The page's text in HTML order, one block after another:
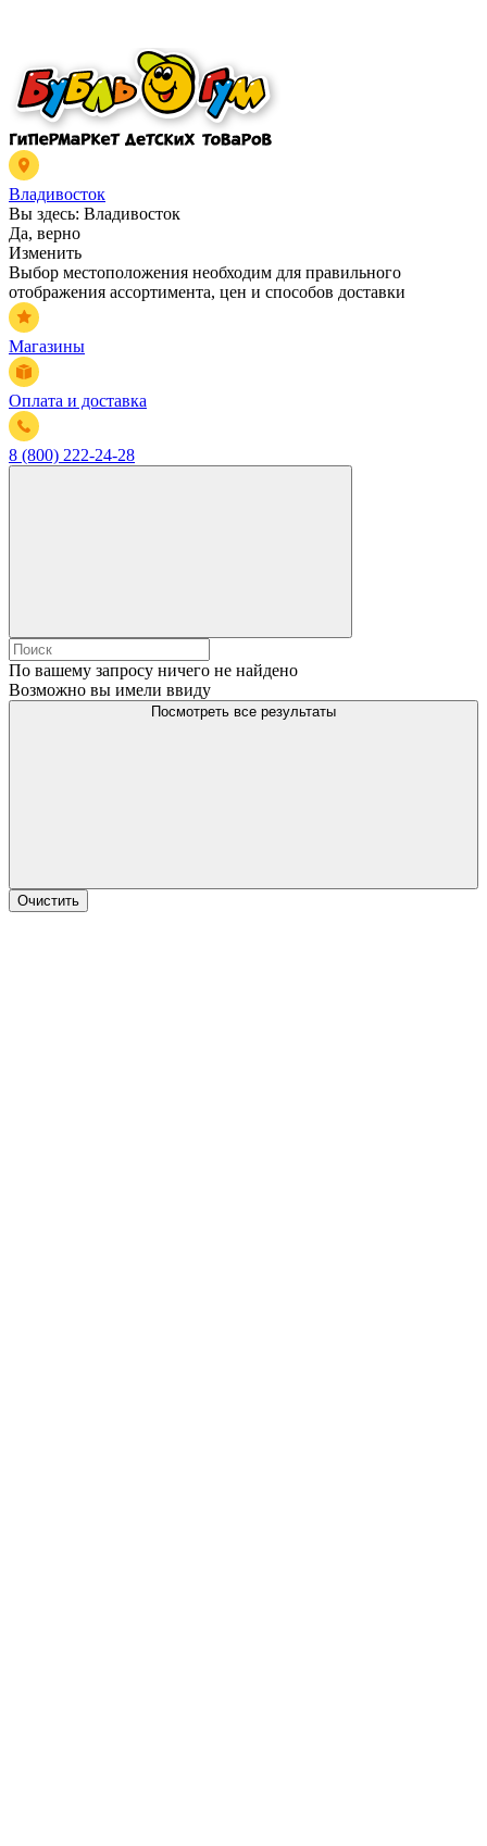
Владивосток
Вы здесь: Владивосток
Да, верно
Изменить
Выбор местоположения необходим для правильного
отображения ассортимента, цен и способов доставки
Магазины
Оплата и доставка
8 (800) 222-24-28
По вашему запросу ничего не найдено
Возможно вы имели ввиду
Посмотреть все результаты
Очистить